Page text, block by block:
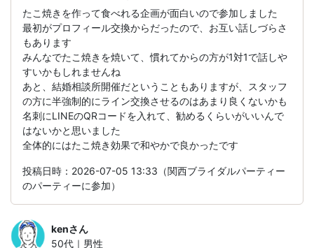
たこ焼きを作って食べれる企画が面白いので参加しました
最初がプロフィール交換からだったので、お互い話しづらさ
もあります
みんなでたこ焼きを焼いて、慣れてからの方が1対1で話しや
すいかもしれませんね
あと、結婚相談所開催だということもありますが、スタッフ
の方に半強制的にライン交換させるのはあまり良くないかも
名刺にLINEのQRコードを入れて、勧めるくらいがいいんで
はないかと思いました
全体的にはたこ焼き効果で和やかで良かったです
投稿日時：2026-07-05 13:33（関西ブライダルパーティー
のパーティーに参加）
kenさん
50代｜男性